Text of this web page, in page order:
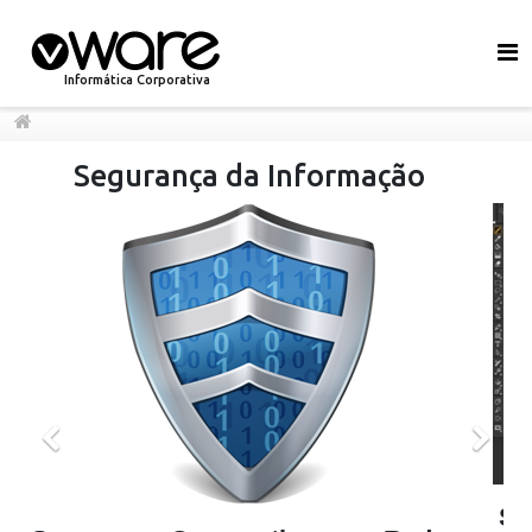
Informática Corporativa
Desenvolvimento
Soluções em Software